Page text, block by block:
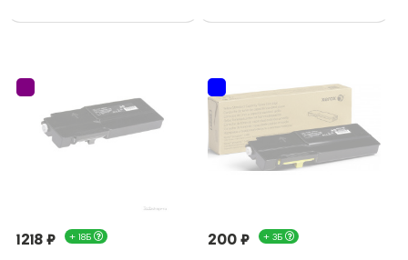
1218 ₽ + 18Б 200 ₽ + 3Б